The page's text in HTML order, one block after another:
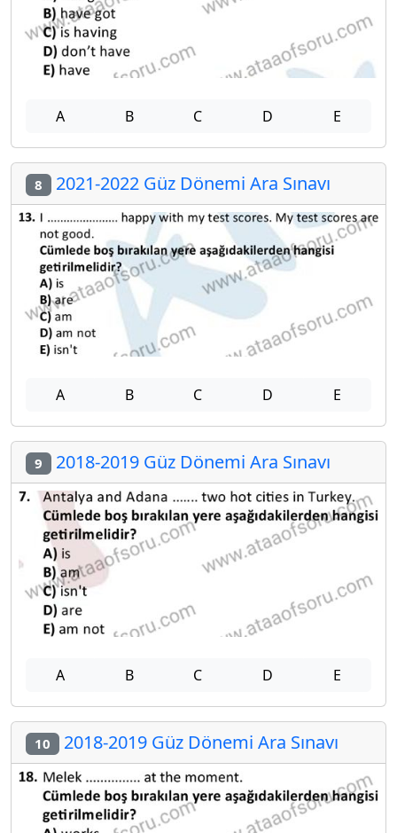
A B C D E
8 2021-2022 Güz Dönemi Ara Sınavı
A B C D E
9 2018-2019 Güz Dönemi Ara Sınavı
A B C D E
10 2018-2019 Güz Dönemi Ara Sınavı